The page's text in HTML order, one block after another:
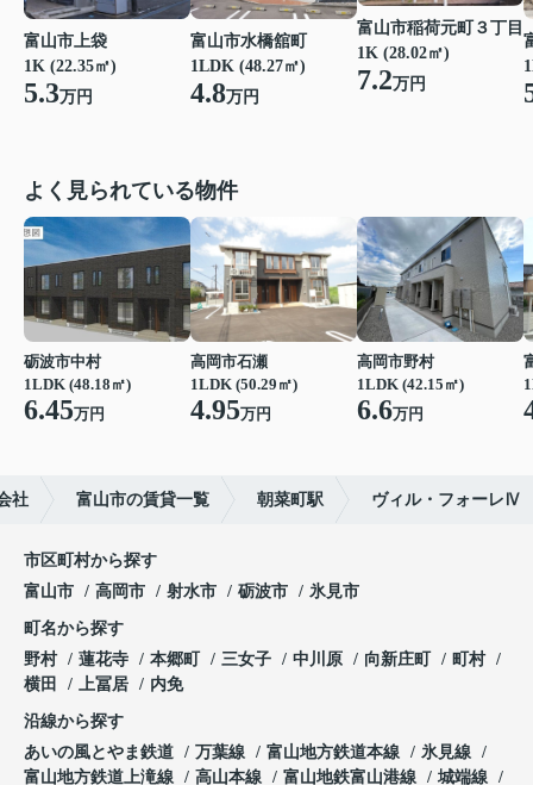
富山市上袋
1K (22.35㎡)
5.3万円
富山市水橋舘町
1LDK (48.27㎡)
4.8万円
富山市稲荷元町３丁目
1K (28.02㎡)
7.2万円
よく見られている物件
砺波市中村
1LDK (48.18㎡)
6.45万円
高岡市石瀬
1LDK (50.29㎡)
4.95万円
高岡市野村
1LDK (42.15㎡)
6.6万円
社 富山市の賃貸一覧 朝菜町駅 ヴィル・フォーレⅣ
市区町村から探す
富山市
高岡市 射水市 砺波市 氷見市
町名から探す
野村
蓮花寺 本郷町 三女子 中川原 向新庄町
町村
横田
上冨居 内免
沿線から探す
あいの風とやま鉄道
万葉線 富山地方鉄道本線
氷見線
富山地方鉄道上滝線
高山本線 富山地鉄富山港線
城端線